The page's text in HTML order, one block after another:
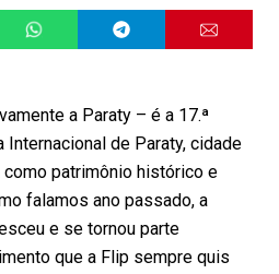
a Paraty – é a 17.ª
de Paraty, cidade
patrimônio histórico e
falamos ano passado, a
e se tornou parte
que a Flip sempre quis